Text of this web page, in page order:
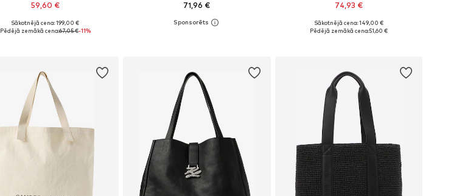
59,60 €
Pieejamie izmēri: One Size
Sākotnējā cena: 199,00 €
Pēdējā zemākā cena:67,05 €-11%
71,96 €
+2
Pieejamie izmēri: One Size
74,93 €
Pieejamie izmēri: One Size
Sākotnējā cena: 149,00 €
Pēdējā zemākā cena:51,60 €